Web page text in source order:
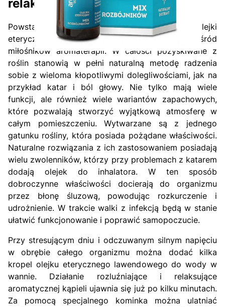
relaksująco i kojąco
Powstające w wyniku destylacji lub wytłaczania olejki
eteryczne cieszą się dużą popularnością wśród
miłośników aromaterapii. W całości pozyskiwane z
roślin stanowią w pełni naturalną metodę radzenia
sobie z wieloma kłopotliwymi dolegliwościami, jak na
przykład katar i ból głowy. Nie tylko mają wiele
funkcji, ale również wiele wariantów zapachowych,
które pozwalają stworzyć wyjątkową atmosferę w
całym pomieszczeniu. Wytwarzane są z jednego
gatunku rośliny, która posiada pożądane właściwości.
Naturalne rozwiązania z ich zastosowaniem posiadają
wielu zwolenników, którzy przy problemach z katarem
dodają olejek do inhalatora. W ten sposób
dobroczynne właściwości docierają do organizmu
przez błonę śluzową, powodując rozkurczenie i
udrożnienie. W trakcie walki z infekcją będą w stanie
ułatwić funkcjonowanie i poprawić samopoczucie.
Przy stresującym dniu i odczuwanym silnym napięciu
w obrębie całego organizmu można dodać kilka
kropel olejku eterycznego lawendowego do wody w
wannie. Działanie rozluźniające i relaksujące
aromatycznej kąpieli ujawnia się już po kilku minutach.
Za pomocą specjalnego kominka można ulatniać